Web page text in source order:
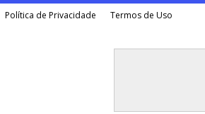
Política de Privacidade Termos de Uso